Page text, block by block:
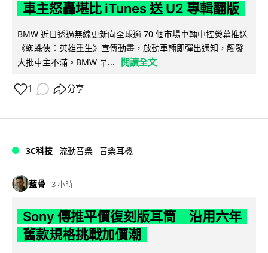
車主怒轟堪比 iTunes 送 U2 專輯翻版
BMW 近日透過無線更新向全球逾 70 個市場車輛中控熒幕推送
《蜘蛛俠：英雄重生》宣傳動畫，啟動車輛即彈出通知，觸發
大批車主不滿。BMW 早...
閱讀全文
1 分享
3C科技 流動音樂 音樂耳機
藍骨 3 小時
Sony 傳推平價復刻版耳筒 沿用六年
舊款規格挑戰加價潮